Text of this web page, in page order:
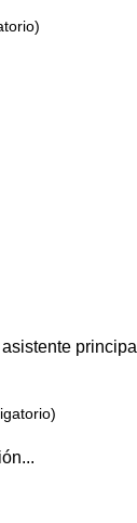
principal